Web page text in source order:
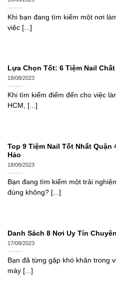
Khi bạn đang tìm kiếm một nơi
việc [...]
Lựa Chọn Tốt: 6 Tiệm Nail
18/08/2023
Khi tìm kiếm điểm đến cho việc
HCM, [...]
Top 9 Tiệm Nail Tốt Nhất Quận
Hảo
18/08/2023
Bạn đang tìm kiếm một trải
đúng không? [...]
Danh Sách 8 Nơi Uy Tín
17/08/2023
Bạn đã từng gặp khó khăn trong
mày [...]